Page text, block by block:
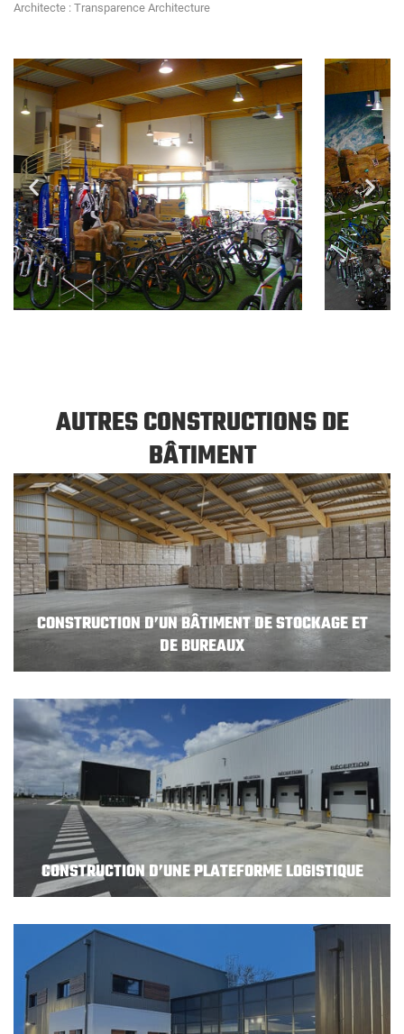
Architecte : Transparence Architecture
AUTRES CONSTRUCTIONS DE
BÂTIMENT
CONSTRUCTION D’UN BÂTIMENT DE STOCKAGE ET
DE BUREAUX
CONSTRUCTION D’UNE PLATEFORME LOGISTIQUE